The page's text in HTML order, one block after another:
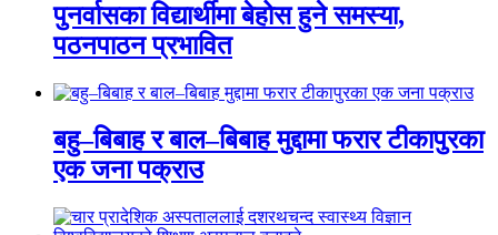
पुनर्वासका विद्यार्थीमा बेहोस हुने समस्या,
पठनपाठन प्रभावित
बहु–बिबाह र बाल–बिबाह मुद्दामा फरार टीकापुरका
एक जना पक्राउ